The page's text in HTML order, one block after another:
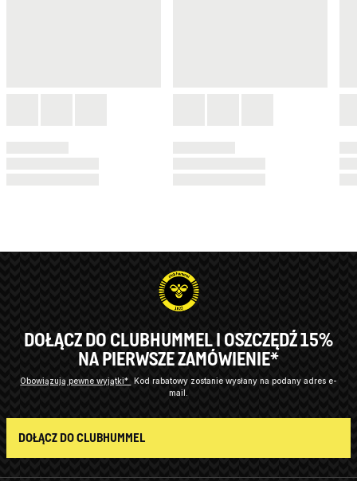
DOŁĄCZ DO CLUBHUMMEL I OSZCZĘDŹ 15%
NA PIERWSZE ZAMÓWIENIE*
Obowiązują pewne wyjątki*
Kod rabatowy zostanie wysłany na podany adres e-
mail.
DOŁĄCZ DO CLUBHUMMEL